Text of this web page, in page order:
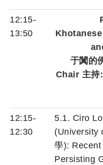
12:15-
13:50
于闐的
Chair 主持
12:15-
12:30
5.1. Ciro
(University
學): Recent
Persisting